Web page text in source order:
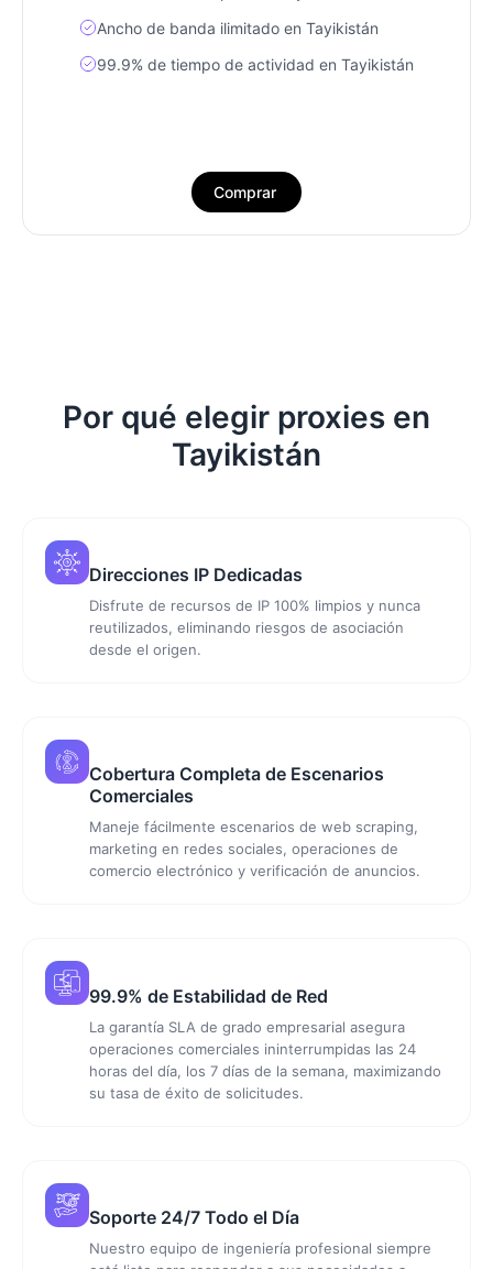
Ancho de banda ilimitado en Tayikistán
99.9% de tiempo de actividad en Tayikistán
Comprar
Por qué elegir proxies en
Tayikistán
Direcciones IP Dedicadas
Disfrute de recursos de IP 100% limpios y nunca
reutilizados, eliminando riesgos de asociación
desde el origen.
Cobertura Completa de Escenarios
Comerciales
Maneje fácilmente escenarios de web scraping,
marketing en redes sociales, operaciones de
comercio electrónico y verificación de anuncios.
99.9% de Estabilidad de Red
La garantía SLA de grado empresarial asegura
operaciones comerciales ininterrumpidas las 24
horas del día, los 7 días de la semana, maximizando
su tasa de éxito de solicitudes.
Soporte 24/7 Todo el Día
Nuestro equipo de ingeniería profesional siempre